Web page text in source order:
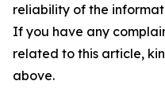
reliability of the
If you have any
related to this article,
above.